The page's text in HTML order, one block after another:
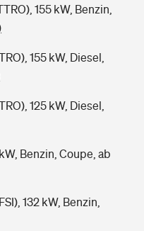
155 kW, Benzin,
155 kW, Diesel,
125 kW, Diesel,
Benzin, Coupe, ab
132 kW, Benzin,